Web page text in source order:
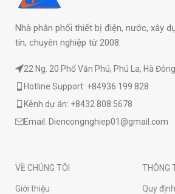
Nhà phân phối thiết bị điện, nước, xây
tín, chuyên nghiệp từ 2008.
22 Ng. 20 Phố Văn Phú, Phú La, Hà
Hotline Support: +84936 199 828
Kênh dự án: +8432 808 5678
Email: Diencongnghiep01@gmail.com
VỀ CHÚNG TÔI
Giới thiệu
THÔNG
Quy